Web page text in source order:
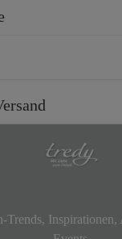
Trends,